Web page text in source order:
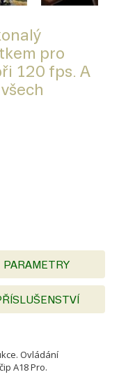
pro
120 fps. A
PARAMETRY
Ovládání
A18 Pro.